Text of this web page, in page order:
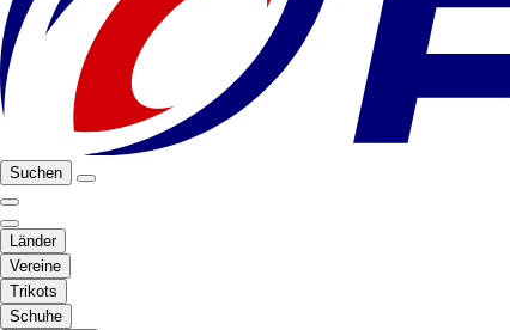
Suchen
Länder
Vereine
Trikots
Schuhe